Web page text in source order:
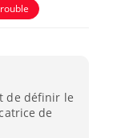
de définir le
de